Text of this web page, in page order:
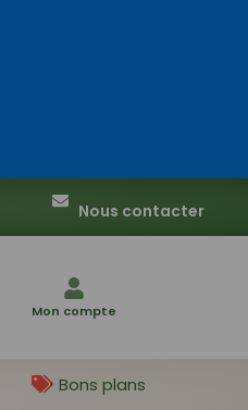
Nous contacter
Mon compte
Bons plans